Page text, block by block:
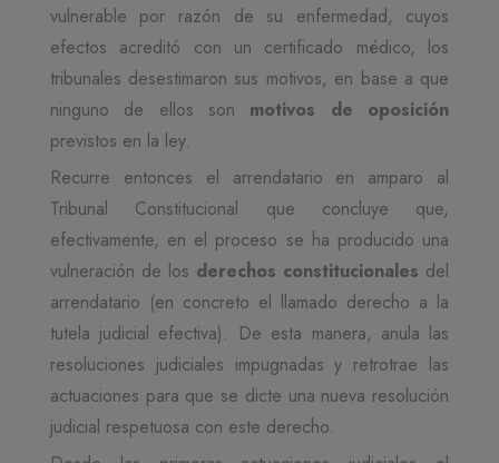
vulnerable por razón de su enfermedad, cuyos
efectos acreditó con un certificado médico, los
tribunales desestimaron sus motivos, en base a que
ninguno de ellos son motivos de oposición
previstos en la ley.
Recurre entonces el arrendatario en amparo al
Tribunal Constitucional que concluye que,
efectivamente, en el proceso se ha producido una
vulneración de los derechos constitucionales del
arrendatario (en concreto el llamado derecho a la
tutela judicial efectiva). De esta manera, anula las
resoluciones judiciales impugnadas y retrotrae las
actuaciones para que se dicte una nueva resolución
judicial respetuosa con este derecho.